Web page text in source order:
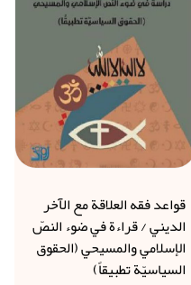
قواعد فقه العلاقة مع الآخر
الديني / قراءة في ضوء النصّ
الإسلامي والمسيحي (الحقوق
السياسيّة تطبيقاً)